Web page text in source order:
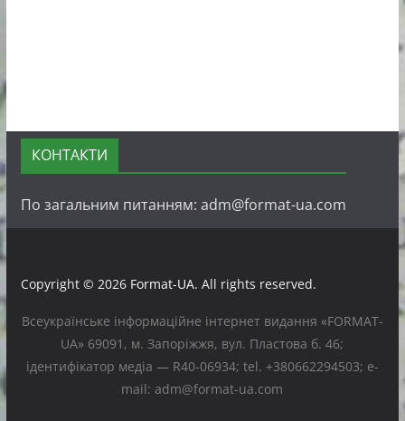
КОНТАКТИ
По загальним питанням: adm@format-ua.com
Copyright © 2026 Format-UA. All rights reserved.
Всеукраїнське інформаційне інтернет видання «FORMAT-
UA» 69091, м. Запоріжжя, вул. Пластова б. 46;
ідентифікатор медіа — R40-06934; tel. +380662294503; e-
mail: adm@format-ua.com